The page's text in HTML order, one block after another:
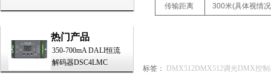
热门产品
350-700mA DALI恒流
解码器DSC4LMC
传输距离 300米(具体视情
标签： DMX512 DMX512调光 DMX控